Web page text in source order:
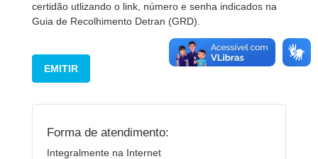
certidão utlizando o link, número e senha indicados na
Guia de Recolhimento Detran (GRD).
EMITIR
Forma de atendimento:
Integralmente na Internet